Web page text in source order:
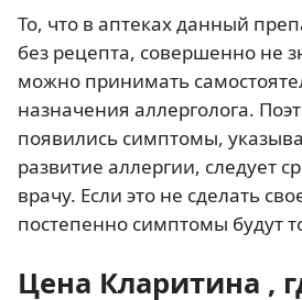
То, что в аптеках данный
без рецепта, совершенно не
можно принимать
назначения аллерголога.
появились симптомы,
развитие аллергии, следует
врачу. Если это не сделать
постепенно симптомы будут
Цена Кларитина ,